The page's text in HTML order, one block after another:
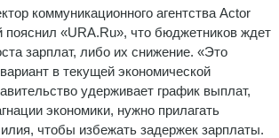
коммуникационного агентства Actor
пояснил «URA.Ru», что бюджетников ждет
зарплат, либо их снижение. «Это
в текущей экономической
удерживает график выплат,
экономики, нужно прилагать
чтобы избежать задержек зарплаты.